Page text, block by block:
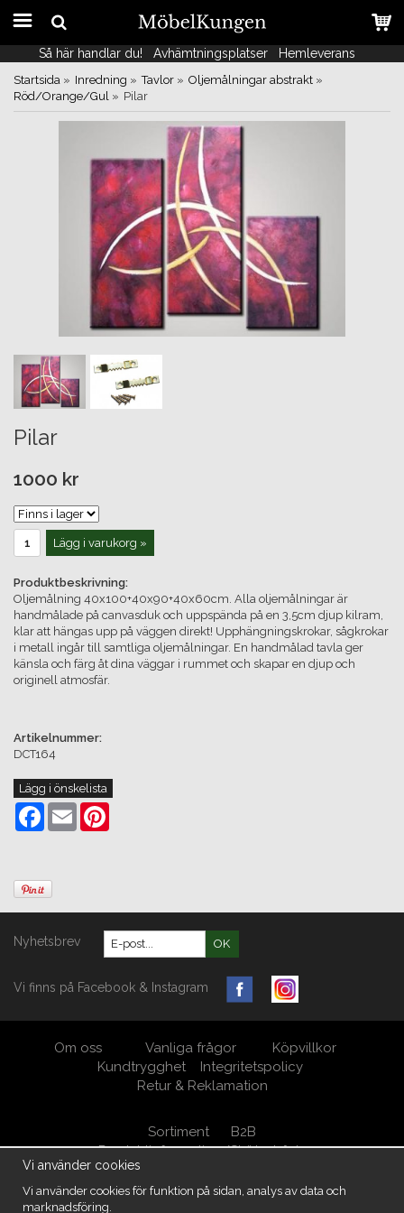
Så här handlar du! Avhämtningsplatser Hemleverans
Så här handlar du! Avhämtningsplatser Hemleverans
Startsida » Inredning » Tavlor » Oljemålningar abstrakt »
Röd/Orange/Gul » Pilar
Pilar
1000 kr
Lägg i varukorg »
Produktbeskrivning:
Oljemålning 40x100+40x90+40x60cm. Alla oljemålningar är
handmålade på canvasduk och uppspända på en 3,5cm djup kilram,
klar att hängas upp på väggen direkt! Upphängningskrokar, sågkrokar
i metall ingår till samtliga oljemålningar. En handmålad tavla ger
känsla och färg åt dina väggar i rummet och skapar en djup och
originell atmosfär.
Artikelnummer:
DCT164
Lägg i önskelista
Facebook
Email
Nyhetsbrev OK
Vi finns på Facebook & Instagram
Om oss Vanliga frågor
Köpvillkor
Kundtrygghet
Integritetspolicy
Retur & Reklamation
Sortiment
B2B
Produktinformation/Skötselråd
Vi använder cookies
Vi använder cookies för funktion på sidan, analys av data och
marknadsföring.